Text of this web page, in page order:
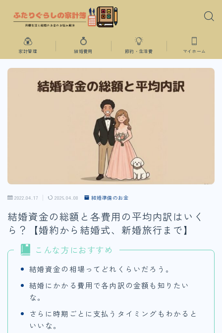
家計管理 結婚費用 節約・生活費 マイホーム
2022.04.17 2026.04.08 結婚準備のお金
結婚資金の総額と各費用の平均内訳はいく
ら？【婚約から結婚式、新婚旅行まで】
こんな方におすすめ
結婚資金の相場ってどれくらいだろう。
結婚にかかる費用で各内訳の金額も知りたい
な。
さらに時期ごとに支払うタイミングもわかると
いいな。